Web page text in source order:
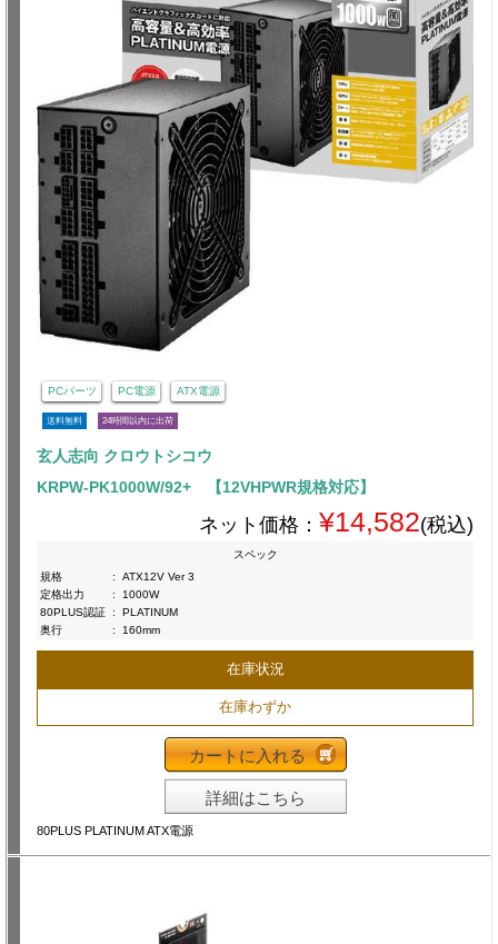
PCパーツ PC電源 ATX電源
送料無料 24時間以内に出荷
玄人志向 クロウトシコウ
KRPW-PK1000W/92+ 【12VHPWR規格対応】
ネット価格： ¥14,582(税込)
スペック
規格
:
ATX12V Ver 3
定格出力
:
1000W
80PLUS認証 :
PLATINUM
奥行
: 160mm
在庫状況
在庫わずか
カートに入れる
詳細はこちら
80PLUS PLATINUM ATX電源